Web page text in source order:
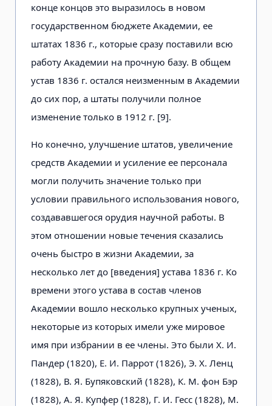
конце концов это выразилось в новом
государственном бюджете Академии, ее
штатах 1836 г., которые сразу поставили всю
работу Академии на прочную базу. В общем
устав 1836 г. остался неизменным в Академии
до сих пор, а штаты получили полное
изменение только в 1912 г. [9].
Но конечно, улучшение штатов, увеличение
средств Академии и усиление ее персонала
могли получить значение только при
условии правильного использования нового,
создававшегося орудия научной работы. В
этом отношении новые течения сказались
очень быстро в жизни Академии, за
несколько лет до [введения] устава 1836 г. Ко
времени этого устава в состав членов
Академии вошло несколько крупных ученых,
некоторые из которых имели уже мировое
имя при избрании в ее члены. Это были X. И.
Пандер (1820), Е. И. Паррот (1826), Э. X. Ленц
(1828), В. Я. Бупяковский (1828), К. М. фон Бэр
(1828), А. Я. Купфер (1828), Г. И. Гесс (1828), М.